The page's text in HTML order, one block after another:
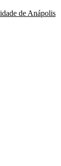
de Anápolis